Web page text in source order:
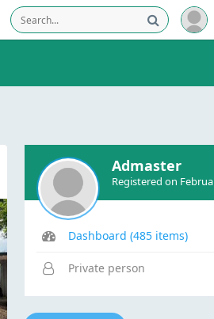
Admaster
Registered on
Dashboard (485 items)
Private person